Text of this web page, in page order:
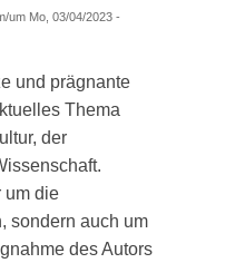
um Mo, 03/04/2023 -
und prägnante
Thema
der
um die
sondern auch um
des Autors